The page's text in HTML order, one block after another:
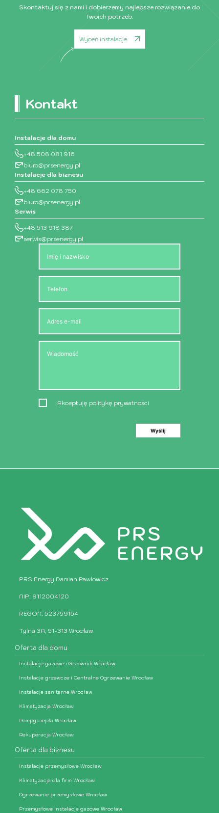
Skontaktuj się z nami i dobierzemy najlepsze rozwiązanie do
Twoich potrzeb.
Wyceń instalacje
Kontakt
Instalacje dla domu
+48 508 081 916
biuro@prsenergy.pl
Instalacje dla biznesu
+48 662 078 750
biuro@prsenergy.pl
Serwis
+48 513 918 387
serwis@prsenergy.pl
Akceptuję politykę prywatności
PRS Energy Damian Pawłowicz
NIP: 9112004120
REGON: 523759154
Tylna 3A, 51-313 Wrocław
Oferta dla domu
Instalacje gazowe i Gazownik Wrocław
Instalacje grzewcze i Centralne Ogrzewanie Wrocław
Instalacje sanitarne Wrocław
Klimatyzacja Wrocław
Pompy ciepła Wrocław
Rekuperacja Wrocław
Oferta dla biznesu
Instalacje przemysłowe Wrocław
Klimatyzacja dla firm Wrocław
Ogrzewanie przemysłowe Wrocław
Przemysłowe instalacje gazowe Wrocław